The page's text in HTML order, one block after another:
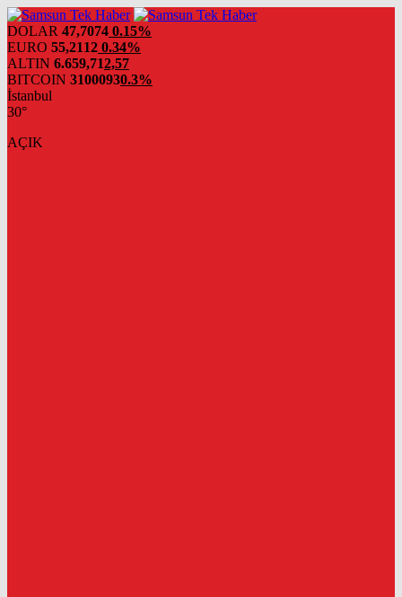
DOLAR 47,7074 0.15%
EURO 55,2112 0.34%
ALTIN 6.659,712,57
BITCOIN 31000930.3%
İstanbul
30°
AÇIK